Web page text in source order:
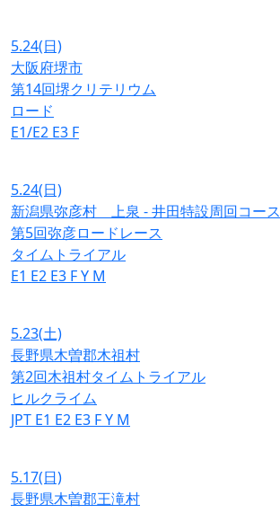
5.24(日)
大阪府堺市
第14回堺クリテリウム
ロード
E1/E2 E3 F
5.24(日)
新潟県弥彦村 上泉 - 井田特設周回コース
第5回弥彦ロードレース
タイムトライアル
E1 E2 E3 FY M
5.23(土)
長野県木曽郡木祖村
第2回木祖村タイムトライアル
ヒルクライム
JPT E1 E2 E3 FY M
5.17(日)
長野県木曽郡王滝村